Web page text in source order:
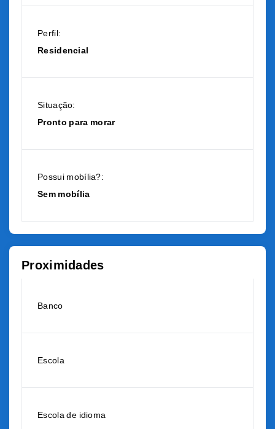
Perfil:
Residencial
Situação:
Pronto para morar
Possui mobília?:
Sem mobília
Proximidades
Banco
Escola
Escola de idioma